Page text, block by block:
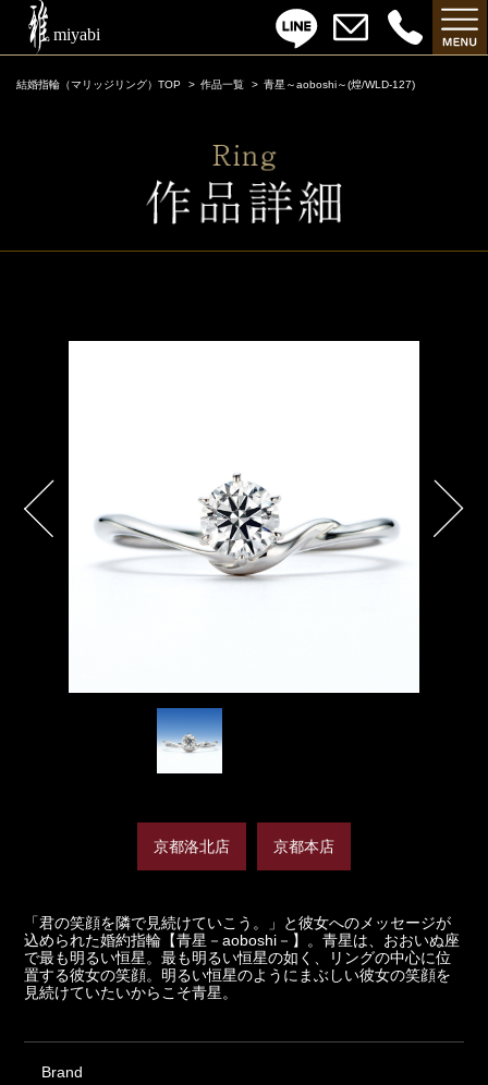
結婚指輪（マリッジリング）TOP 作品一覧 青星～aoboshi～(煌/WLD-127)
京都洛北店 京都本店
「君の笑顔を隣で見続けていこう。」と彼女へのメッセージが
込められた婚約指輪【青星－aoboshi－】。青星は、おおいぬ座
で最も明るい恒星。最も明るい恒星の如く、リングの中心に位
置する彼女の笑顔。明るい恒星のようにまぶしい彼女の笑顔を
見続けていたいからこそ青星。
Brand